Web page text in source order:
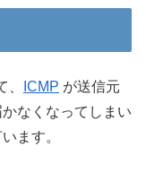
ICMP が送信元
なくなってしまい
ます。